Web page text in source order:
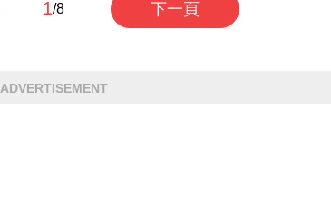
1/8 下一頁
ADVERTISEMENT